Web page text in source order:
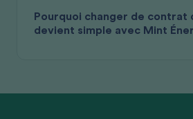
Pourquoi changer de contrat
devient simple avec Mint